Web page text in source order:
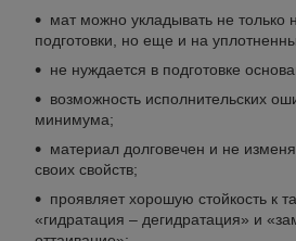
мат можно укладывать не только
подготовки, но еще и на
не нуждается в подготовке
возможность исполнительских
минимума;
материал долговечен и не
своих свойств;
проявляет хорошую стойкость к
«гидратация – дегидратация» и